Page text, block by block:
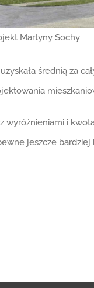
Martyny Sochy
średnią za
i
jeszcze